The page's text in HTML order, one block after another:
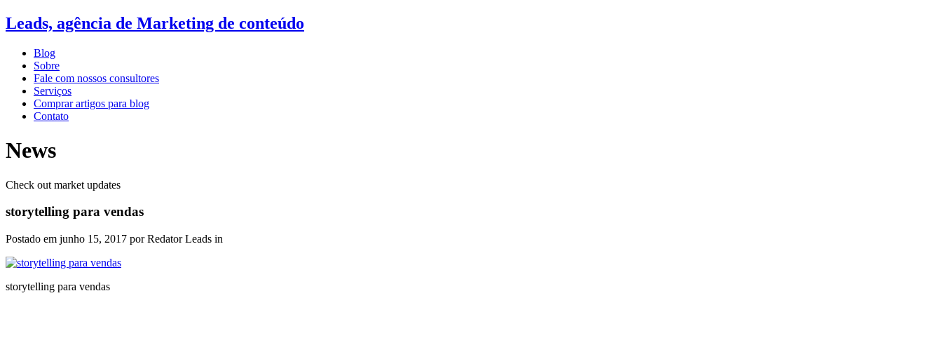
Leads, agência de Marketing de conteúdo
Blog
Sobre
Fale com nossos consultores
Serviços
Comprar artigos para blog
Contato
News
Check out market updates
storytelling para vendas
Postado em junho 15, 2017 por Redator Leads in
storytelling para vendas